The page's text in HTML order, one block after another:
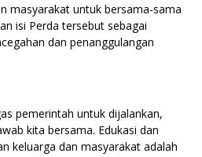
masyarakat untuk bersama-sama
isi Perda tersebut sebagai
dan penanggulangan
pemerintah untuk dijalankan,
kita bersama. Edukasi dan
keluarga dan masyarakat adalah